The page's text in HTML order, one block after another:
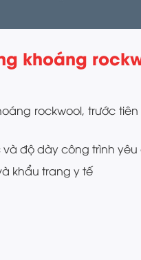
khoáng
rockwool, trước
và độ dày công trình
khẩu trang y tế